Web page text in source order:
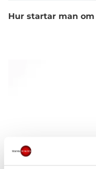
Hur startar man